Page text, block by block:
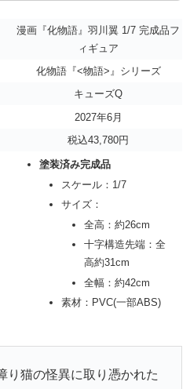
漫画『化物語』羽川翼 1/7 完成品フ
ィギュア
化物語『<物語>』シリーズ
キューズQ
2027年6月
税込43,780円
塗装済み完成品
スケール：1/7
サイズ：
全高：約26cm
十字構造先端：全
高約31cm
全幅：約42cm
素材：PVC(一部ABS)
り猫の怪異に取り憑かれた